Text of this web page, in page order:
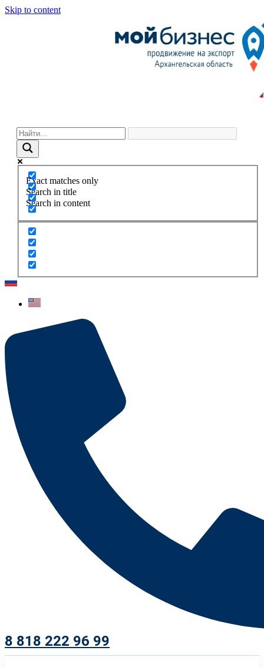
Skip to content
Exact matches only
Search in title
Search in content
8 818 222 96 99​